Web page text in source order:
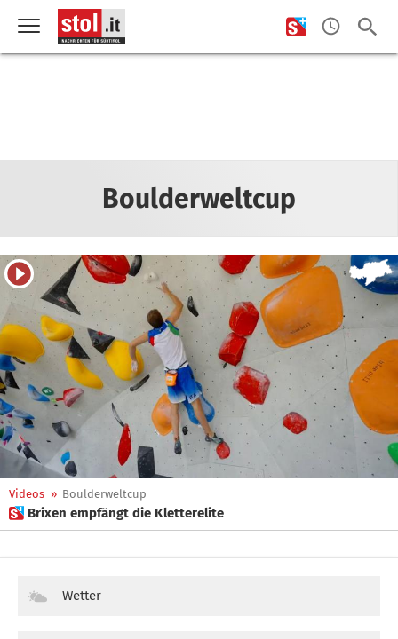
Boulderweltcup
Videos » Boulderweltcup
 Brixen empfängt die Kletterelite
Wetter